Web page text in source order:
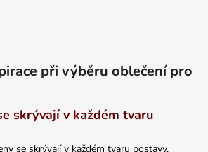
při výběru oblečení pro
skrývají v každém tvaru
se skrývají v každém tvaru postavy,